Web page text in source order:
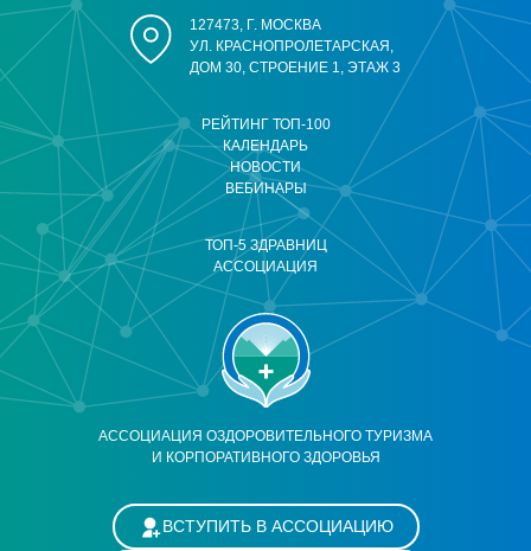
АССОЦИАЦИЯ ОЗДОРОВИТЕЛЬНОГО ТУРИЗМА
И КОРПОРАТИВНОГО ЗДОРОВЬЯ
РЕЙТИНГ ТОП-100
КАЛЕНДАРЬ
НОВОСТИ
ВЕБИНАРЫ
ТОП-5 ЗДРАВНИЦ
АССОЦИАЦИЯ
127473, Г. МОСКВА
УЛ. КРАСНОПРОЛЕТАРСКАЯ,
ДОМ 30, СТРОЕНИЕ 1, ЭТАЖ 3
ВСТУПИТЬ В АССОЦИАЦИЮ